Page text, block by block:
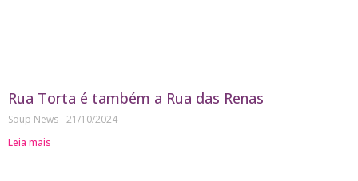
Rua Torta é também a Rua das Renas
Soup News 21/10/2024
Leia mais